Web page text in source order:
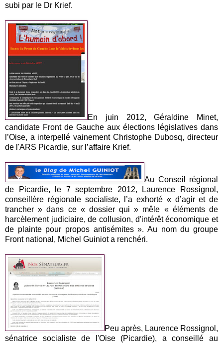
subi par le Dr Krief.
En juin 2012, Géraldine Minet,
candidate Front de Gauche aux élections législatives dans
l’Oise, a interpellé vainement Christophe Dubosq, directeur
de l'ARS Picardie, sur l’affaire Krief.
Au Conseil régional
de Picardie, le 7 septembre 2012, Laurence Rossignol,
conseillère régionale socialiste, l’a exhorté « d’agir et de
trancher » dans ce « dossier qui » mêle « éléments de
harcèlement judiciaire, de collusion, d'intérêt économique et
de plainte pour propos antisémites ». Au nom du groupe
Front national, Michel Guiniot a renchéri.
Peu après, Laurence Rossignol,
sénatrice socialiste de l'Oise (Picardie), a conseillé au